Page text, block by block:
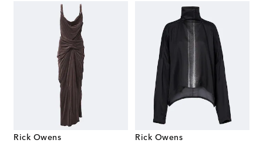
Rick Owens
Rick Owens